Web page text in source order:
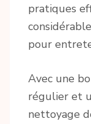
pratiques
pour
Avec une
régulier et
nettoyage